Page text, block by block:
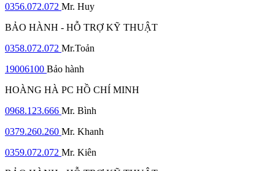
0356.072.072 Mr. Huy
BẢO HÀNH - HỖ TRỢ KỸ THUẬT
0358.072.072 Mr.Toản
19006100 Bảo hành
HOÀNG HÀ PC HỒ CHÍ MINH
0968.123.666 Mr. Bình
0379.260.260 Mr. Khanh
0359.072.072 Mr. Kiên